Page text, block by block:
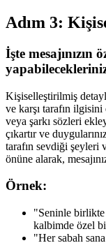
Adım 3:
İşte mesajınızın
Kişiselleştirilmiş
ve karşı tarafın
veya şarkı sözleri
çıkartır ve
tarafın sevdiği
önüne alarak,
Örnek:
"Seninle
kalbimde özel
"Her sabah